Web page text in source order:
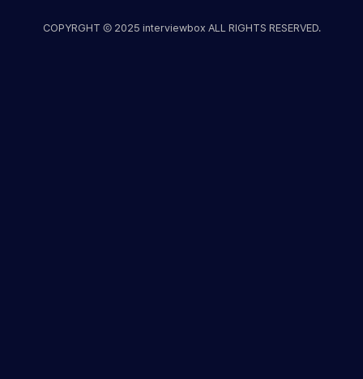
COPYRGHT Ⓒ 2025 interviewbox ALL RIGHTS RESERVED.